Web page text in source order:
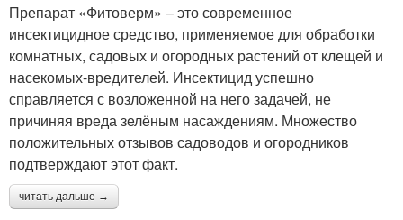
Препарат «Фитоверм» – это современное
инсектицидное средство, применяемое для обработки
комнатных, садовых и огородных растений от клещей и
насекомых-вредителей. Инсектицид успешно
справляется с возложенной на него задачей, не
причиняя вреда зелёным насаждениям. Множество
положительных отзывов садоводов и огородников
подтверждают этот факт.
читать дальше →